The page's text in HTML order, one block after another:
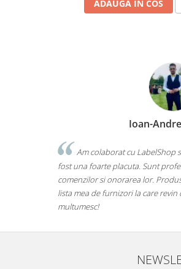
ADAUGA IN COS
Ioan-
Am colaborat cu LabelShop
fost una foarte placuta. Sunt
comenzilor si onorarea lor.
lista mea de furnizori la care revin
multumesc!